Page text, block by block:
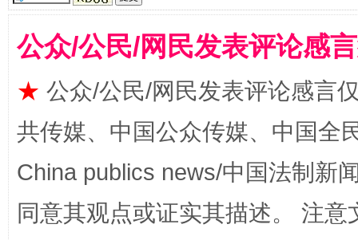
解纷+调解+退费，一次搞定
公众/公民/网民发表评论感
★ 公众/公民/网民发表评论感言
共传媒、中国公众传媒、中国全
China publics news/中国法制新
同意其观点或证实其描述。 注